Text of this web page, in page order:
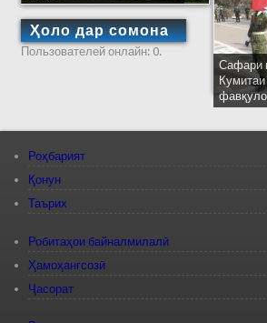
Ҳоло дар сомона
Пользователей онлайн: 0.
Сафари
Роҳбарият
Қонун
Таърих
Робитаҳои байналмилалӣ
Ҳамоҳангсозӣ
Ҷасорат